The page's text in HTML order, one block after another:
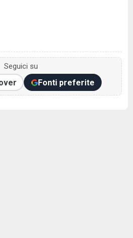
Seguici su
Fonti preferite